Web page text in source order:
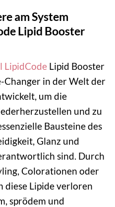
am System
Lipid Booster
LipidCode Lipid Booster
Changer in der Welt der
um die
und zu
Bausteine des
Glanz und
sind. Durch
Colorationen oder
diese Lipide verloren
sprödem und